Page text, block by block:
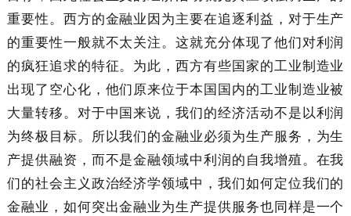
重要性。西方的金融业因为主要在追逐利益，对于生产
的重要性一般就不太关注。这就充分体现了他们对利润
的疯狂追求的特征。为此，西方有些国家的工业制造业
出现了空心化，他们原来位于本国国内的工业制造业被
大量转移。对于中国来说，我们的经济活动不是以利润
为终极目标。所以我们的金融业必须为生产服务，为生
产提供融资，而不是金融领域中利润的自我增殖。在我
们的社会主义政治经济学领域中，我们如何定位我们的
金融业，如何突出金融业为生产提供服务也同样是一个